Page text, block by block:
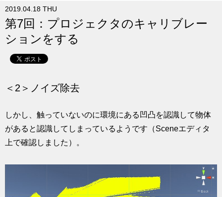
求人
2019.04.18 THU
第7回：プロジェクタのキャリブレー
ションをする
＜2＞ノイズ除去
しかし、触っていないのに環境にある凹凸を認識して物体
があると認識してしまっているようです（Sceneエディタ
上で確認しました）。